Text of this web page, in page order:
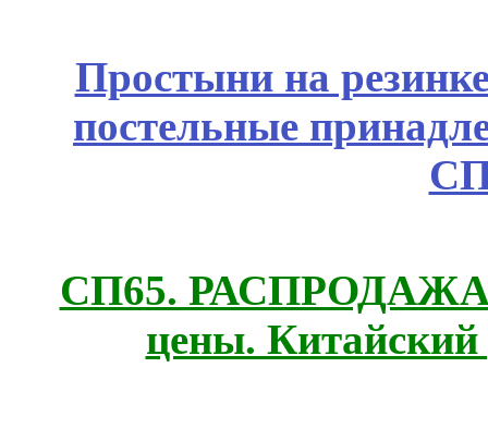
Простыни на
постельные
СП65. РАСПРОДАЖА!
цены.